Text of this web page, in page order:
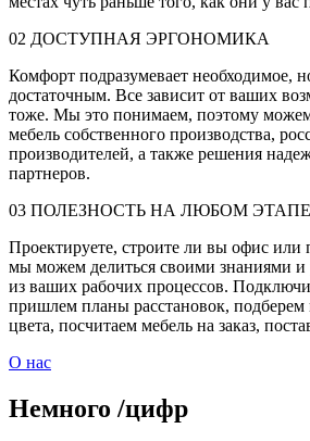
02 ДОСТУПНАЯ ЭРГОНОМИКА
Комфорт подразумевает необходимое,
достаточным. Все зависит от ваших
тоже. Мы это понимаем, поэтому
мебель собственного производства,
производителей, а также решения
партнеров.
03 ПОЛЕЗНОСТЬ НА ЛЮБОМ
Проектируете, строите ли вы офис или
мы можем делиться своими знаниями
из ваших рабочих процессов.
пришлем планы расстановок, подберем
цвета, посчитаем мебель на заказ,
О нас
Немного /цифр